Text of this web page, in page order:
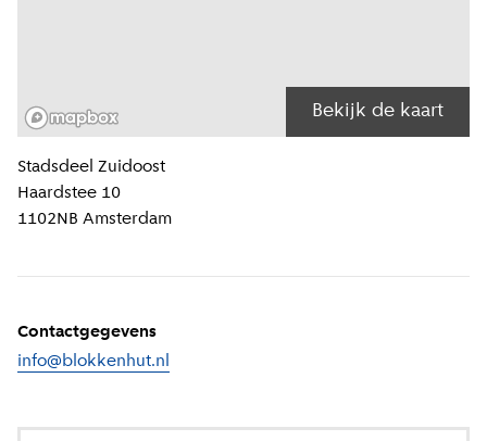
Bekijk de kaart
Locatiegegevens
Stadsdeel Zuidoost
Haardstee 10
1102NB Amsterdam
Contactgegevens
info@blokkenhut.nl